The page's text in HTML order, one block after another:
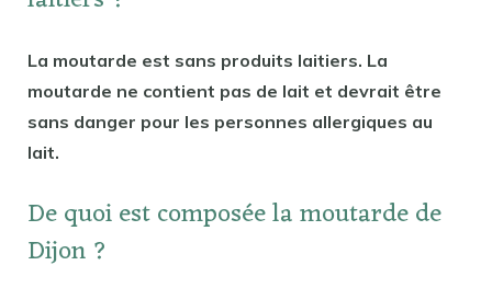
La moutarde est sans produits laitiers. La
moutarde ne contient pas de lait et devrait être
sans danger pour les personnes allergiques au
lait.
De quoi est composée la moutarde de
Dijon ?